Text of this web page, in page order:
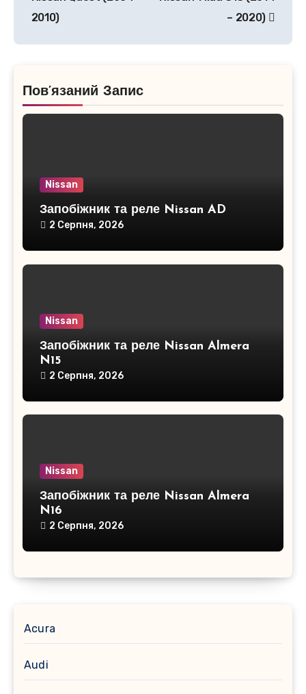
2010)
– 2020)
Пов’язаний Запис
Nissan
Запобіжник та реле Nissan AD
2 Серпня, 2026
Nissan
Запобіжник та реле Nissan Almera
N15
2 Серпня, 2026
Nissan
Запобіжник та реле Nissan Almera
N16
2 Серпня, 2026
Acura
Audi